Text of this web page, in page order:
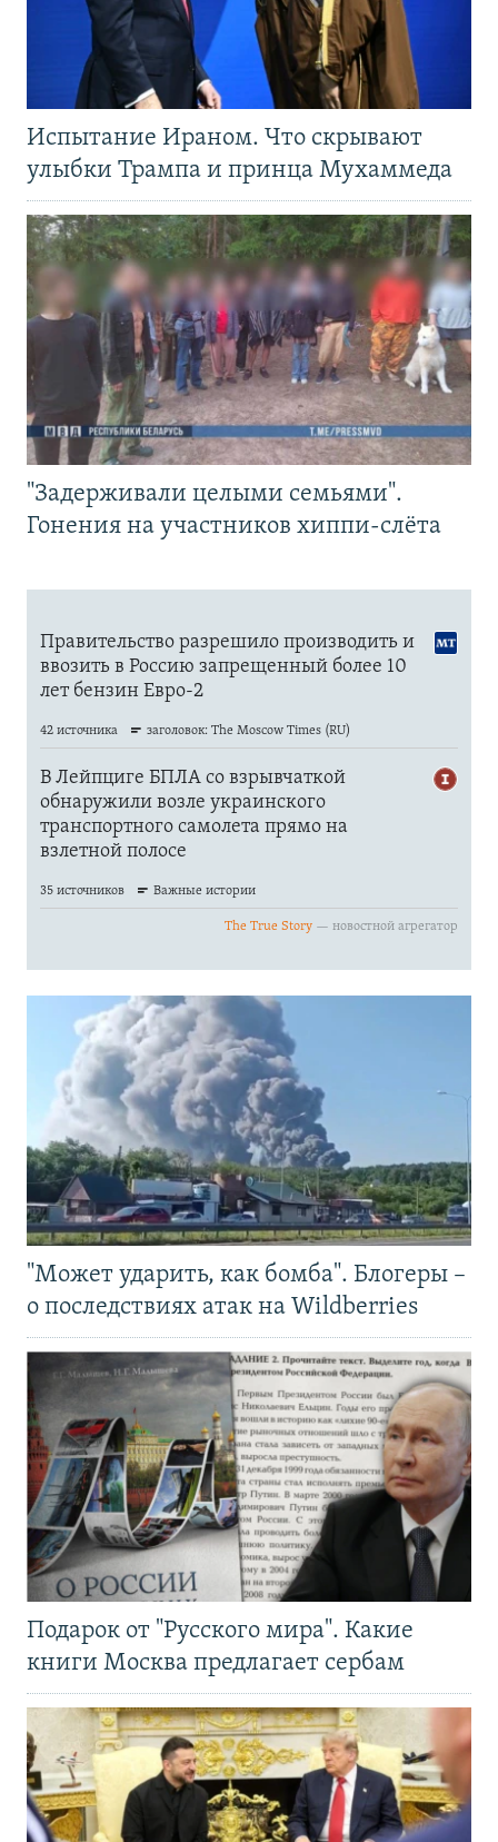
Испытание Ираном. Что скрывают
улыбки Трампа и принца Мухаммеда
"Задерживали целыми семьями".
Гонения на участников хиппи-слёта
"Может ударить, как бомба". Блогеры –
о последствиях атак на Wildberries
Подарок от "Русского мира". Какие
книги Москва предлагает сербам